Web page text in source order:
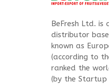
BeFresh Ltd. is
distributor
known as
(according to
ranked the
(by the Startup